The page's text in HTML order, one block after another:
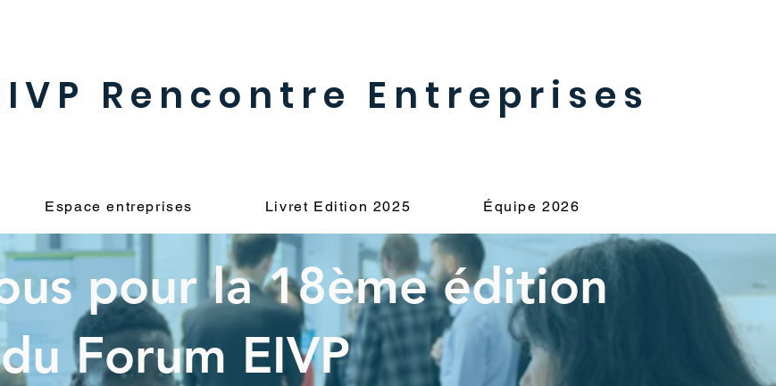
Rencontre Entreprises
Espace entreprises Livret Edition 2025 Équipe 2026
pour la 18ème édition
du Forum EIVP